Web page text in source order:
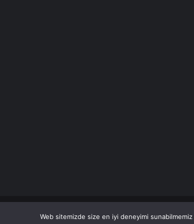
© Copyright 2026 Her Hakkı Saklıdır. Son
Web sitemizde size en iyi deneyimi